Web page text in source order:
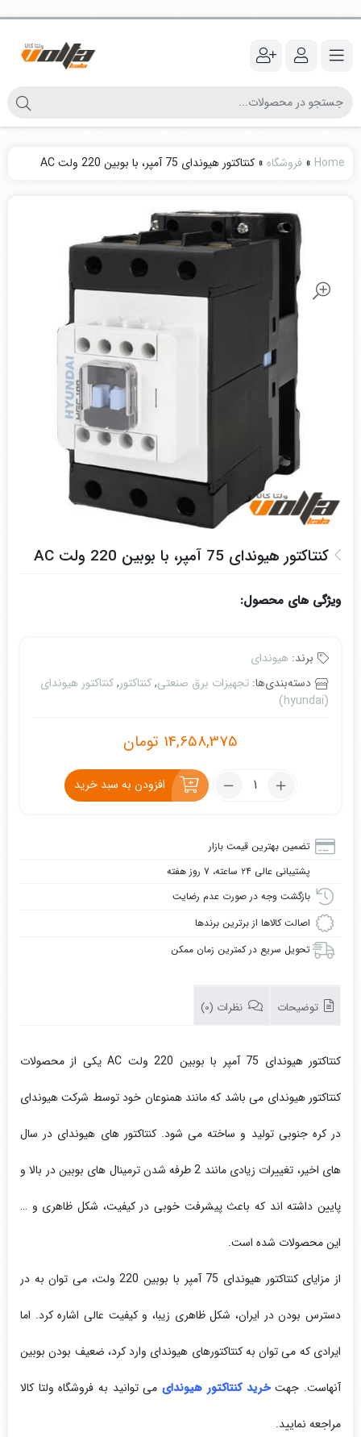
Home
» فروشگاه » کنتاکتور هیوندای 75 آمپر، با بوبین 220 ولت AC
کنتاکتور هیوندای 75 آمپر، با بوبین 220 ولت AC
ویژگی های محصول:
برند: هیوندای
دسته‌بندی‌ها: تجهیزات برق صنعتی,کنتاکتور,کنتاکتور هیوندای
(hyundai)
14,658,375 تومان
تعداد:
آمپر،
با
بوبین
220
ولت
AC
افزودن به سبد خرید
تضمین بهترین قیمت بازار
پشتیبانی عالی ۲۴ ساعته، ۷ روز هفته
بازگشت وجه در صورت عدم رضایت
اصالت کالاها از برترین برندها
تحویل سریع در کمترین زمان ممکن
توضیحات نظرات (0)
کنتاکتور هیوندای 75 آمپر با بوبین 220 ولت AC یکی از محصولات
کنتاکتور هیوندای می باشد که مانند همنوعان خود توسط شرکت هیوندای
در کره جنوبی تولید و ساخته می شود. کنتاکتور های هیوندای در سال
های اخیر، تغییرات زیادی مانند 2 طرفه شدن ترمینال های بوبین در بالا و
پایین داشته اند که باعث پیشرفت خوبی در کیفیت، شکل ظاهری و …
این محصولات شده است.
از مزایای کنتاکتور هیوندای 75 آمپر با بوبین 220 ولت، می توان به در
دسترس بودن در ایران، شکل ظاهری زیبا، و کیفیت عالی اشاره کرد. اما
ایرادی که می توان به کنتاکتورهای هیوندای وارد کرد، ضعیف بودن بوبین
آنهاست. جهتخرید کنتاکتور هیوندایمی توانید به فروشگاه ولتا کالا
مراجعه نمایید.